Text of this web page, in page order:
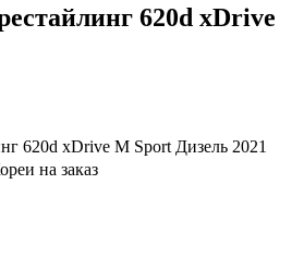
620d xDrive
620d xDrive M Sport Дизель 2021
на заказ